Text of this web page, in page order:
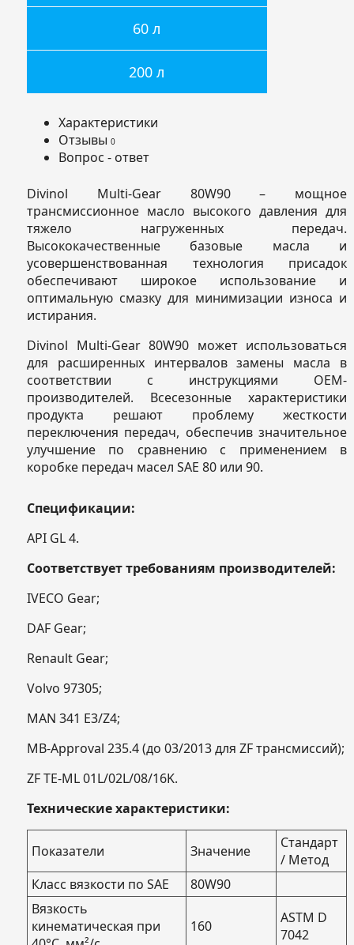
60 л
200 л
Характеристики
Отзывы 0
Вопрос - ответ
Divinol Multi-Gear 80W90 – мощное
трансмиссионное масло высокого давления для
тяжело нагруженных передач.
Высококачественные базовые масла и
усовершенствованная технология присадок
обеспечивают широкое использование и
оптимальную смазку для минимизации износа и
истирания.
Divinol Multi-Gear 80W90 может использоваться
для расширенных интервалов замены масла в
соответствии с инструкциями OEM-
производителей. Всесезонные характеристики
продукта решают проблему жесткости
переключения передач, обеспечив значительное
улучшение по сравнению с применением в
коробке передач масел SAE 80 или 90.
Спецификации:
API GL 4.
Соответствует требованиям производителей:
IVECO Gear;
DAF Gear;
Renault Gear;
Volvo 97305;
MAN 341 E3/Z4;
MB-Approval 235.4 (до 03/2013 для ZF трансмиссий);
ZF TE-ML 01L/02L/08/16K.
Технические характеристики:
Показатели Значение
Стандарт
/ Метод
Класс вязкости по SAE
80W90
Вязкость
кинематическая при
160
ASTM D
7042